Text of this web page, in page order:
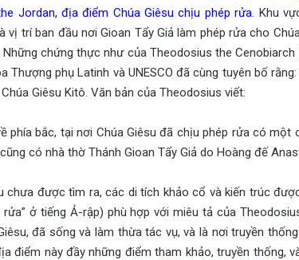
Jordan, địa điểm Chúa Giêsu chịu phép rửa. Khu
vị trí ban đầu nơi Gioan Tẩy Giả làm phép rửa cho
chứng thực như của Theodosius the
Thượng phụ Latinh và UNESCO đã cùng tuyên bố
Giêsu Kitô. Văn bản của Theodosius viết:
phía bắc, tại nơi Chúa Giêsu đã chịu phép rửa có
có nhà thờ Thánh Gioan Tẩy Giả do Hoàng đế
chưa được tìm ra, các di tích khảo cổ và kiến trúc
ở tiếng Ả-rập) phù hợp với miêu tả của
đã sống và làm thừa tác vụ, và là nơi truyền
điểm này đầy những điểm tham khảo, truyền thống,